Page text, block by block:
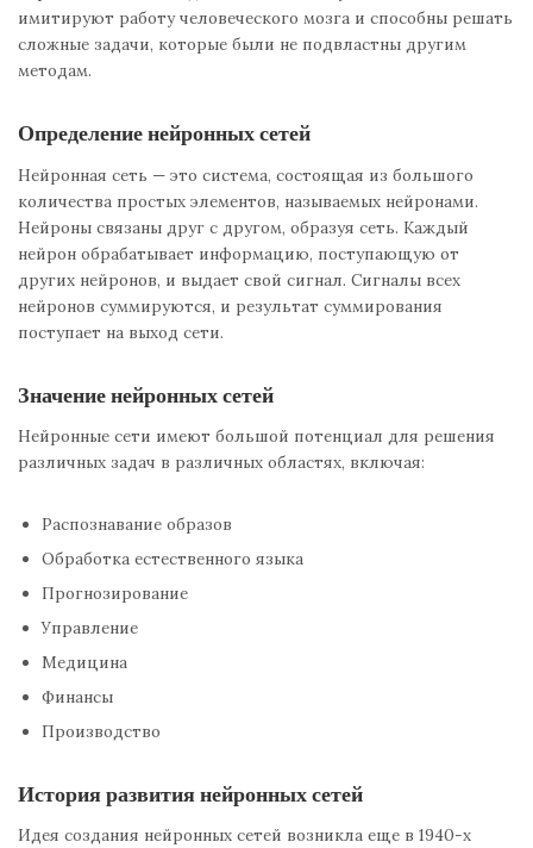
имитируют работу человеческого мозга и способны решать
сложные задачи, которые были не подвластны другим
методам.
Определение нейронных сетей
Нейронная сеть — это система, состоящая из большого
количества простых элементов, называемых нейронами.
Нейроны связаны друг с другом, образуя сеть. Каждый
нейрон обрабатывает информацию, поступающую от
других нейронов, и выдает свой сигнал. Сигналы всех
нейронов суммируются, и результат суммирования
поступает на выход сети.
Значение нейронных сетей
Нейронные сети имеют большой потенциал для решения
различных задач в различных областях, включая:
Распознавание образов
Обработка естественного языка
Прогнозирование
Управление
Медицина
Финансы
Производство
История развития нейронных сетей
Идея создания нейронных сетей возникла еще в 1940-х